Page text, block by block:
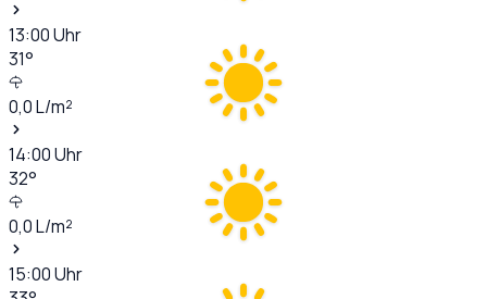
13:00Uhr
31°
0,0L/m²
14:00Uhr
32°
0,0L/m²
15:00Uhr